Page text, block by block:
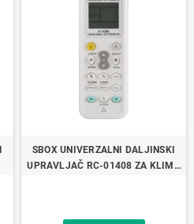
SBOX UNIVERZALNI DALJINSKI
UPRAVLJAČ RC-01408 ZA KLIMA